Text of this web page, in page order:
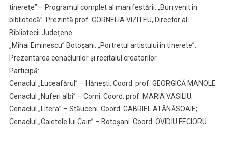
tinereţe” – Programul complet al manifestării: „Bun venit în
bibliotecă”. Prezintă prof. CORNELIA VIZITEU, Director al
Bibliotecii Județene
„Mihai Eminescu” Botoșani. „Portretul artistului în tinerete”.
Prezentarea cenaclurilor și recitalul creatorilor.
Participă:
Cenaclul „Luceafărul” – Hănești. Coord. prof. GEORGICĂ MANOLE
Cenaclul „Nuferi albi” – Corni. Coord. prof. MARIA VASILIU;
Cenaclul „Litera” – Stăuceni. Coord. GABRIEL ATĂNĂSOAIE;
Cenaclul „Caietele lui Cain” – Botoșani. Coord. OVIDIU FECIORU.